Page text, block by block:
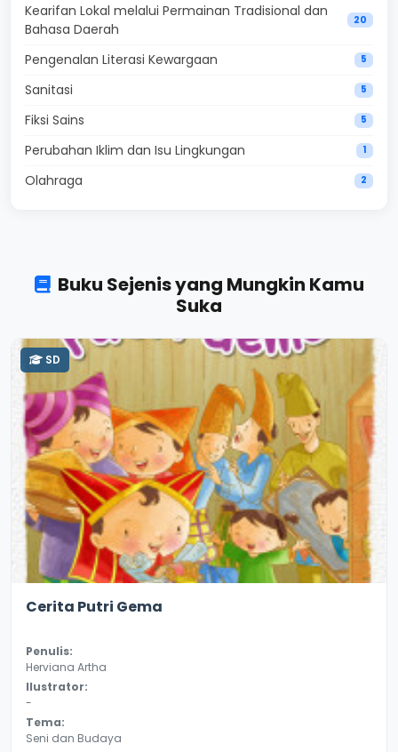
Kearifan Lokal melalui Permainan Tradisional dan
Bahasa Daerah
20
Pengenalan Literasi Kewargaan 5
Sanitasi 5
Fiksi Sains 5
Perubahan Iklim dan Isu Lingkungan 1
Olahraga 2
Buku Sejenis yang Mungkin Kamu
Suka
SD
Cerita Putri Gema
Penulis:
Herviana Artha
Ilustrator:
-
Tema:
Seni dan Budaya